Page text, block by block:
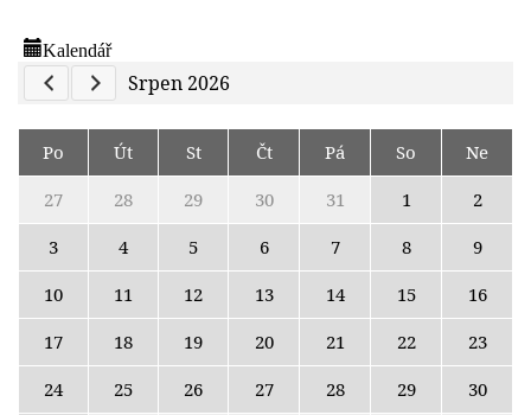
Kalendář
Previous Calendar
Next Calendar
Srpen 2026
Po Út St Čt Pá So
Ne
27
28 29 30 31 1
2
3
4 5 6 7 8
9
10
11 12 13 14 15
16
17
18 19 20 21 22
23
24
25 26 27 28 29
30